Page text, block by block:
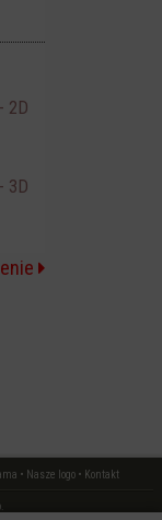
2D
3D
• Nasze logo• Kontakt